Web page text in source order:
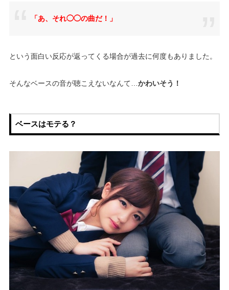
「あ、それ◯◯の曲だ！」
という面白い反応が返ってくる場合が過去に何度もありました。
そんなベースの音が聴こえないなんて…かわいそう！
ベースはモテる？